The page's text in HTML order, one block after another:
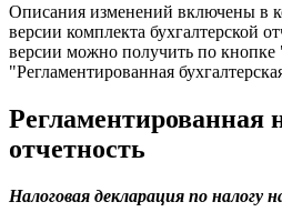
Описания изменений включены в
версии комплекта бухгалтерской
версии можно получить по
"Регламентированная
Регламентированная
отчетность
Налоговая декларация по налогу